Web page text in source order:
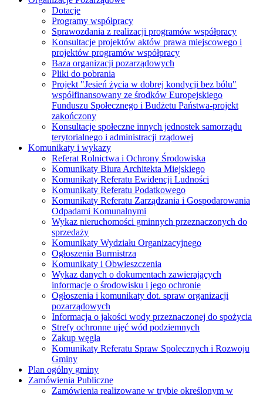
Dotacje
Programy współpracy
Sprawozdania z realizacji programów współpracy
Konsultacje projektów aktów prawa miejscowego i
projektów programów współpracy
Baza organizacji pozarządowych
Pliki do pobrania
Projekt "Jesień życia w dobrej kondycji bez bólu"
współfinansowany ze środków Europejskiego
Funduszu Społecznego i Budżetu Państwa-projekt
zakończony
Konsultacje społeczne innych jednostek samorządu
terytorialnego i administracji rządowej
Komunikaty i wykazy
Referat Rolnictwa i Ochrony Środowiska
Komunikaty Biura Architekta Miejskiego
Komunikaty Referatu Ewidencji Ludności
Komunikaty Referatu Podatkowego
Komunikaty Referatu Zarządzania i Gospodarowania
Odpadami Komunalnymi
Wykaz nieruchomości gminnych przeznaczonych do
sprzedaży
Komunikaty Wydziału Organizacyjnego
Ogłoszenia Burmistrza
Komunikaty i Obwieszczenia
Wykaz danych o dokumentach zawierających
informacje o środowisku i jego ochronie
Ogłoszenia i komunikaty dot. spraw organizacji
pozarządowych
Informacja o jakości wody przeznaczonej do spożycia
Strefy ochronne ujęć wód podziemnych
Zakup węgla
Komunikaty Referatu Spraw Spolecznych i Rozwoju
Gminy
Plan ogólny gminy
Zamówienia Publiczne
Zamówienia realizowane w trybie określonym w